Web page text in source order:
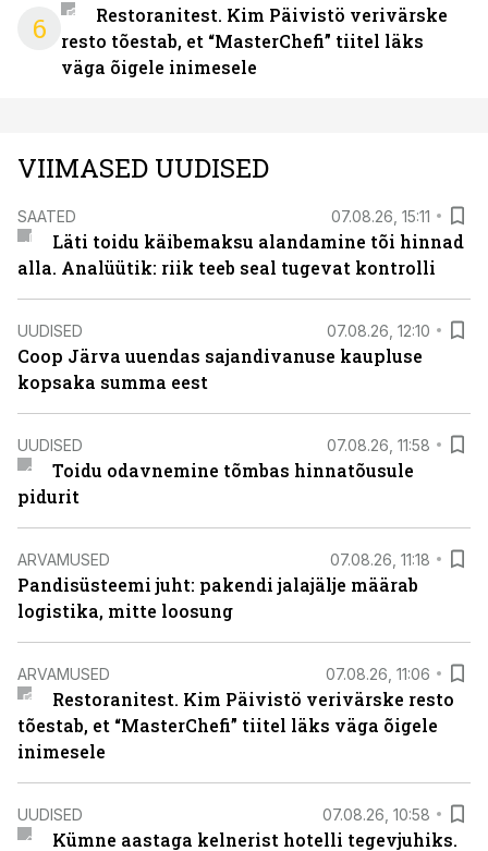
6
Restoranitest. Kim Päivistö verivärske
resto tõestab, et “MasterChefi” tiitel läks
väga õigele inimesele
VIIMASED UUDISED
SAATED 07.08.26, 15:11
Läti toidu käibemaksu alandamine tõi hinnad
alla. Analüütik: riik teeb seal tugevat kontrolli
UUDISED 07.08.26, 12:10
Coop Järva uuendas sajandivanuse kaupluse
kopsaka summa eest
UUDISED 07.08.26, 11:58
Toidu odavnemine tõmbas hinnatõusule
pidurit
ARVAMUSED 07.08.26, 11:18
Pandisüsteemi juht: pakendi jalajälje määrab
logistika, mitte loosung
ARVAMUSED 07.08.26, 11:06
Restoranitest. Kim Päivistö verivärske resto
tõestab, et “MasterChefi” tiitel läks väga õigele
inimesele
UUDISED 07.08.26, 10:58
Kümne aastaga kelnerist hotelli tegevjuhiks.